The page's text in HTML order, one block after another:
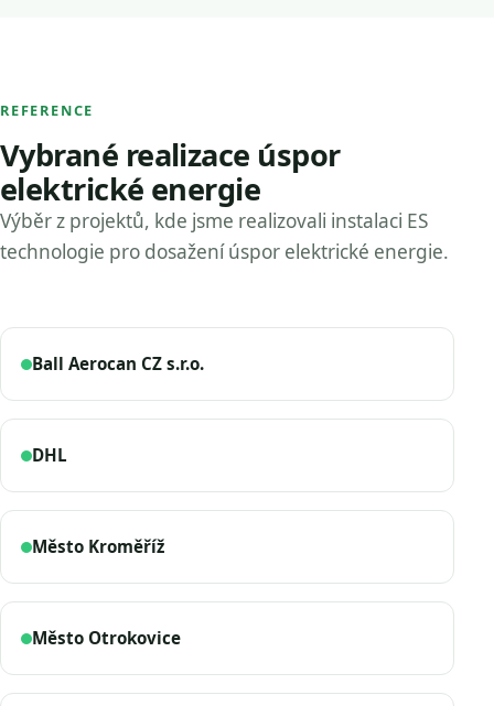
REFERENCE
Vybrané realizace úspor
elektrické energie
Výběr z projektů, kde jsme realizovali instalaci ES
technologie pro dosažení úspor elektrické energie.
Ball Aerocan CZ s.r.o.
DHL
Město Kroměříž
Město Otrokovice